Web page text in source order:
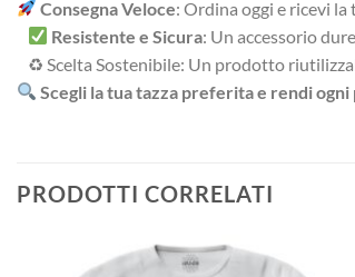
Consegna Veloce: Ordina oggi e ricevi
Resistente e Sicura: Un accessorio
♻ Scelta Sostenibile: Un prodotto
Scegli la tua tazza preferita e rendi
PRODOTTI CORRELATI